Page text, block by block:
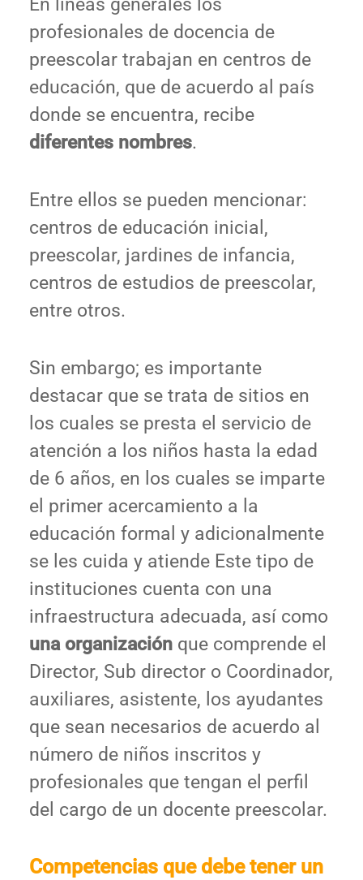
En líneas generales los
profesionales de docencia de
preescolar trabajan en centros de
educación, que de acuerdo al país
donde se encuentra, recibe
diferentes nombres.
Entre ellos se pueden mencionar:
centros de educación inicial,
preescolar, jardines de infancia,
centros de estudios de preescolar,
entre otros.
Sin embargo; es importante
destacar que se trata de sitios en
los cuales se presta el servicio de
atención a los niños hasta la edad
de 6 años, en los cuales se imparte
el primer acercamiento a la
educación formal y adicionalmente
se les cuida y atiende Este tipo de
instituciones cuenta con una
infraestructura adecuada, así como
una organización que comprende el
Director, Sub director o Coordinador,
auxiliares, asistente, los ayudantes
que sean necesarios de acuerdo al
número de niños inscritos y
profesionales que tengan el perfil
del cargo de un docente preescolar.
Competencias que debe tener un